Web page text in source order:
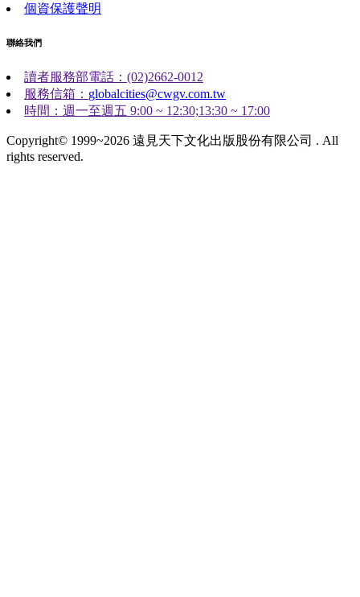
個資保護聲明
聯絡我們
讀者服務部電話：(02)2662-0012
服務信箱： globalcities@cwgv.com.tw
時間：週一至週五 9:00 ~ 12:30;13:30 ~ 17:00
Copyright© 1999~2026 遠見天下文化出版股份有限公司 . All
rights reserved.